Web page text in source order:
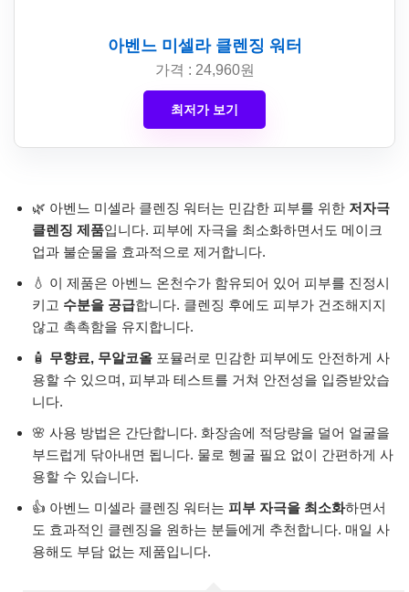
아벤느 미셀라 클렌징 워터
가격 : 24,960원
최저가 보기
🌿 아벤느 미셀라 클렌징 워터는 민감한 피부를 위한 저자극
클렌징 제품입니다. 피부에 자극을 최소화하면서도 메이크
업과 불순물을 효과적으로 제거합니다.
💧 이 제품은 아벤느 온천수가 함유되어 있어 피부를 진정시
키고 수분을 공급합니다. 클렌징 후에도 피부가 건조해지지
않고 촉촉함을 유지합니다.
🧴 무향료, 무알코올 포뮬러로 민감한 피부에도 안전하게 사
용할 수 있으며, 피부과 테스트를 거쳐 안전성을 입증받았습
니다.
🌸 사용 방법은 간단합니다. 화장솜에 적당량을 덜어 얼굴을
부드럽게 닦아내면 됩니다. 물로 헹굴 필요 없이 간편하게 사
용할 수 있습니다.
👍 아벤느 미셀라 클렌징 워터는 피부 자극을 최소화하면서
도 효과적인 클렌징을 원하는 분들에게 추천합니다. 매일 사
용해도 부담 없는 제품입니다.